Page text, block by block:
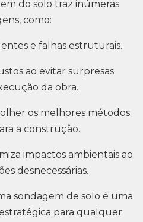
do solo traz inúmeras
como:
e falhas estruturais.
ao evitar surpresas
da obra.
os melhores métodos
a construção.
impactos ambientais ao
desnecessárias.
sondagem de solo é uma
para qualquer